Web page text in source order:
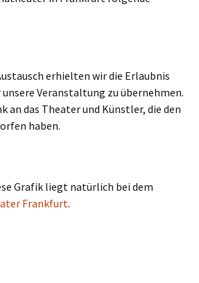
erhielten wir die Erlaubnis
Veranstaltung zu übernehmen.
an das Theater und Künstler, die den
haben.
Grafik liegt natürlich bei dem
Frankfurt.